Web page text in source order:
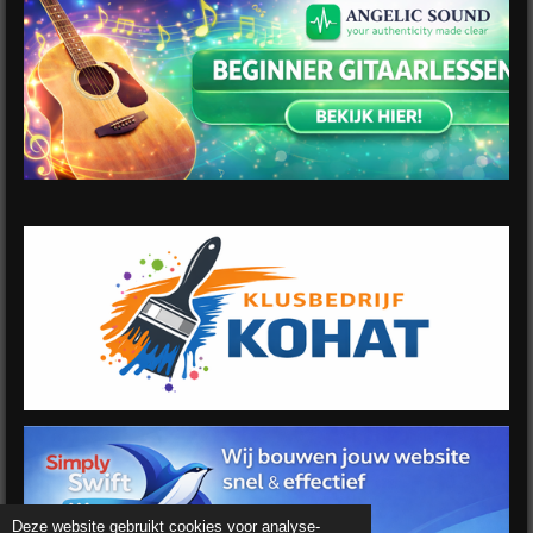
Deze website gebruikt cookies voor analyse-